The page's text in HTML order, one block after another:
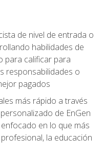
de nivel de entrada o
habilidades de
para calificar para
responsabilidades o
pagados
más rápido a través
de EnGen
en lo que más
la educación